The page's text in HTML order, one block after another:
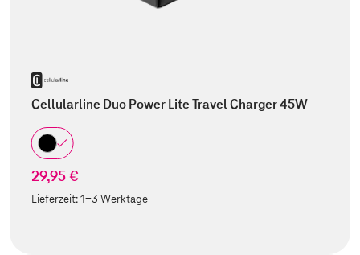
Cellularline Duo Power Lite Travel Charger 45W
29,95 €
Lieferzeit:1-3 Werktage